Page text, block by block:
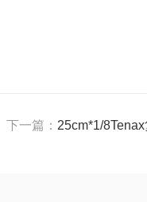
下一篇： 25cm*1/